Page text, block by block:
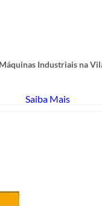
Industriais na
Saiba Mais